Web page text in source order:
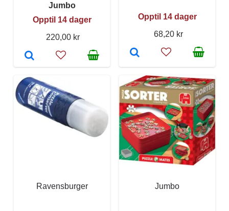
Jumbo
Opptil 14 dager
220,00 kr
Opptil 14 dager
68,20 kr
Ravensburger Jumbo